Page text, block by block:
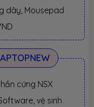
dây, Mousepad
cứng NSX
vệ sinh